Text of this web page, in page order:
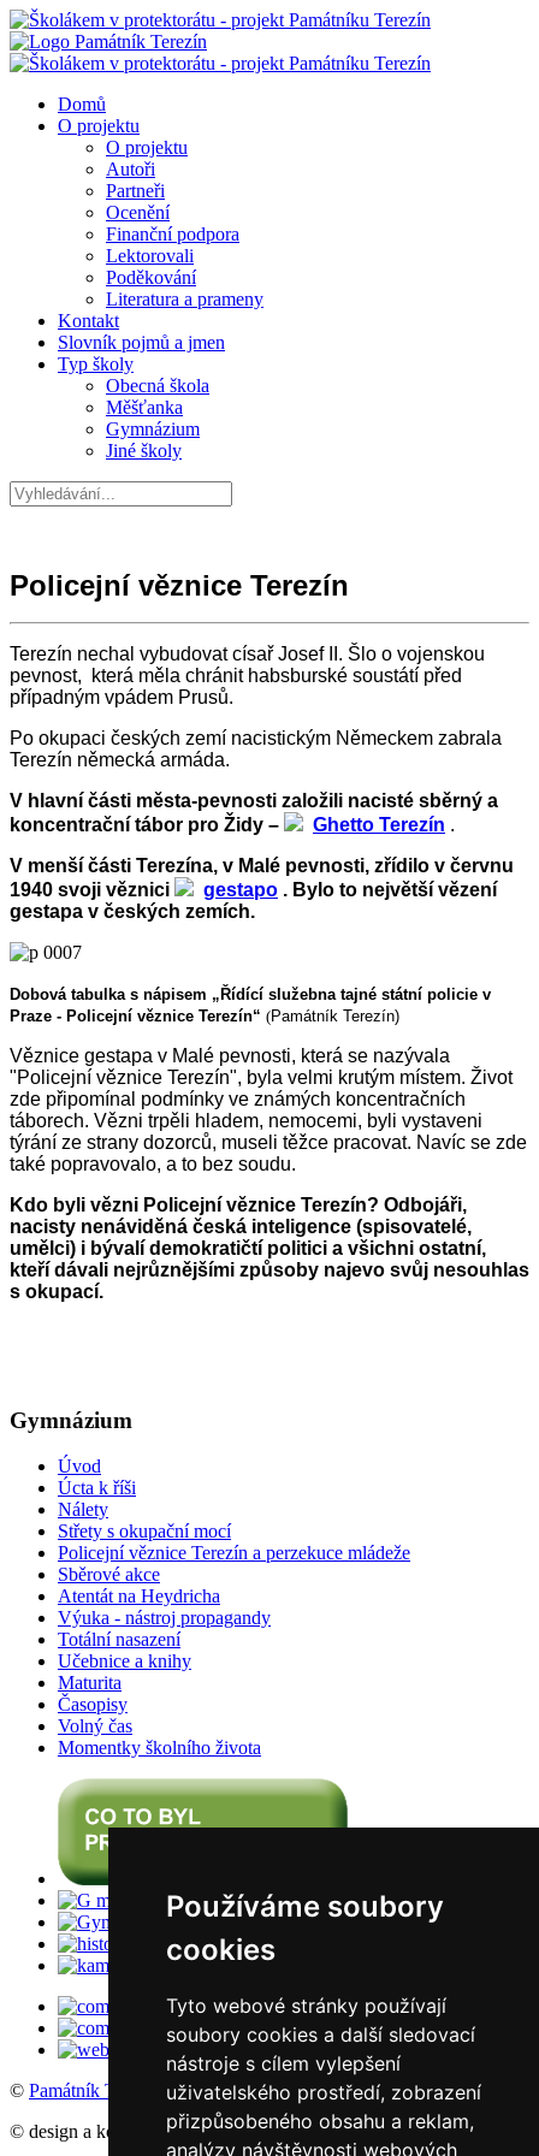
Používáme soubory
cookies
Tyto webové stránky používají
soubory cookies a další sledovací
nástroje s cílem vylepšení
uživatelského prostředí, zobrazení
přizpůsobeného obsahu a reklam,
analýzy návštěvnosti webových
Domů
O projektu
O projektu
Autoři
Partneři
Ocenění
Finanční podpora
Lektorovali
Poděkování
Literatura a prameny
Kontakt
Slovník pojmů a jmen
Typ školy
Obecná škola
Měšťanka
Gymnázium
Jiné školy
Policejní věznice Terezín
Terezín nechal vybudovat císař Josef II. Šlo o vojenskou
pevnost, která měla chránit habsburské soustátí před
případným vpádem Prusů.
Po okupaci českých zemí nacistickým Německem zabrala
Terezín německá armáda.
V hlavní části města-pevnosti založili nacisté sběrný a
koncentrační tábor pro Židy –
Ghetto Terezín .
V menší části Terezína, v Malé pevnosti, zřídilo v červnu
1940 svoji věznici
gestapo . Bylo to největší vězení
gestapa v českých zemích.
Dobová tabulka s nápisem „Řídící služebna tajné státní policie v
Praze - Policejní věznice Terezín“ (Památník Terezín)
Věznice gestapa v Malé pevnosti, která se nazývala
"Policejní věznice Terezín", byla velmi krutým místem. Život
zde připomínal podmínky ve známých koncentračních
táborech. Vězni trpěli hladem, nemocemi, byli vystaveni
týrání ze strany dozorců, museli těžce pracovat. Navíc se zde
také popravovalo, a to bez soudu.
Kdo byli vězni Policejní věznice Terezín? Odbojáři,
nacisty nenáviděná česká inteligence (spisovatelé,
umělci) i bývalí demokratičtí politici a všichni ostatní,
kteří dávali nejrůznějšími způsoby najevo svůj nesouhlas
s okupací.
Gymnázium
Úvod
Úcta k říši
Nálety
Střety s okupační mocí
Policejní věznice Terezín a perzekuce mládeže
Sběrové akce
Atentát na Heydricha
Výuka - nástroj propagandy
Totální nasazení
Učebnice a knihy
Maturita
Časopisy
Volný čas
Momentky školního života
© Památník Terezín
, 2016
© design a koncept: agemy s.r.o,Studio ThD, 2011